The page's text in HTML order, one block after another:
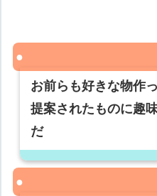
お前らも好きな物作
提案されたものに趣
だ